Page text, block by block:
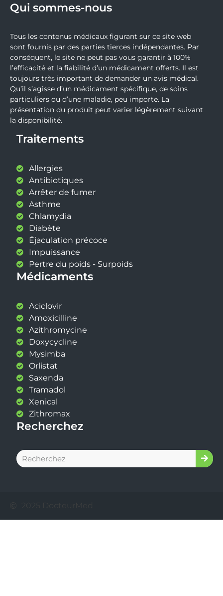
Qui sommes-nous
Tous les contenus médicaux figurant sur ce site web
sont fournis par des parties tierces indépendantes. Par
conséquent, le site ne peut pas vous garantir à 100%
l’efficacité et la fiabilité d’un médicament offerts. Il est
toujours très important de demander un avis médical.
Qu’il s’agisse d’un médicament spécifique, de soins
particuliers ou d’une maladie, peu importe. La
présentation du produit peut varier légèrement suivant
la disponibilité.
Traitements
Allergies
Antibiotiques
Arrêter de fumer
Asthme
Chlamydia
Diabète
Éjaculation précoce
Impuissance
Pertre du poids - Surpoids
Médicaments
Aciclovir
Amoxicilline
Azithromycine
Doxycycline
Mysimba
Orlistat
Saxenda
Tramadol
Xenical
Zithromax
Recherchez